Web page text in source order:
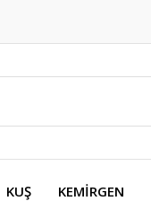
KUŞ KEMİRGEN